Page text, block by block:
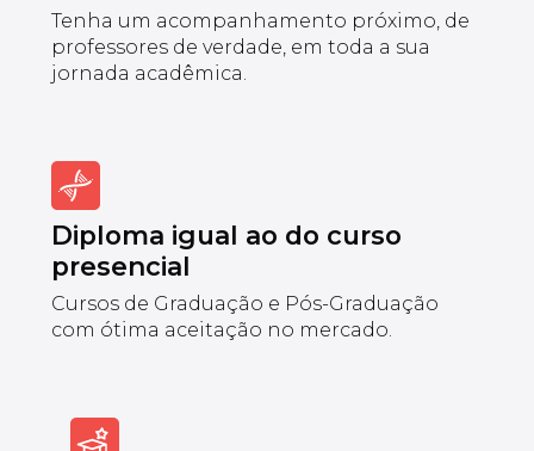
Tenha um acompanhamento próximo, de
professores de verdade, em toda a sua
jornada acadêmica.
Diploma igual ao do curso
presencial
Cursos de Graduação e Pós-Graduação
com ótima aceitação no mercado.